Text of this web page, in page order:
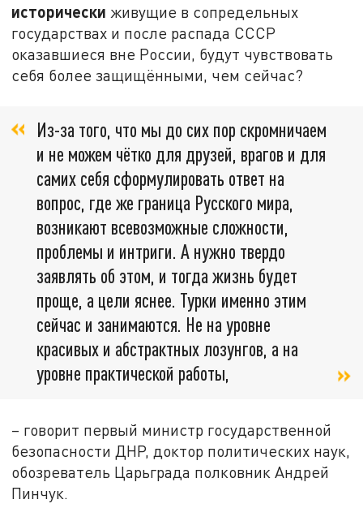
исторически живущие в сопредельных
государствах и после распада СССР
оказавшиеся вне России, будут чувствовать
себя более защищёнными, чем сейчас?
Из-за того, что мы до сих пор скромничаем
и не можем чётко для друзей, врагов и для
самих себя сформулировать ответ на
вопрос, где же граница Русского мира,
возникают всевозможные сложности,
проблемы и интриги. А нужно твердо
заявлять об этом, и тогда жизнь будет
проще, а цели яснее. Турки именно этим
сейчас и занимаются. Не на уровне
красивых и абстрактных лозунгов, а на
уровне практической работы,
– говорит первый министр государственной
безопасности ДНР, доктор политических наук,
обозреватель Царьграда полковник Андрей
Пинчук.